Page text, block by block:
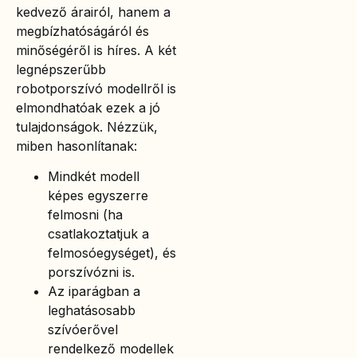
kedvező árairól, hanem a
megbízhatóságáról és
minőségéről is híres. A két
legnépszerűbb
robotporszívó modellről is
elmondhatóak ezek a jó
tulajdonságok. Nézzük,
miben hasonlítanak:
Mindkét modell
képes egyszerre
felmosni (ha
csatlakoztatjuk a
felmosóegységet), és
porszívózni is.
Az iparágban a
leghatásosabb
szívóerővel
rendelkező modellek